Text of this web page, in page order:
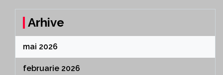
Arhive
mai 2026
februarie 2026